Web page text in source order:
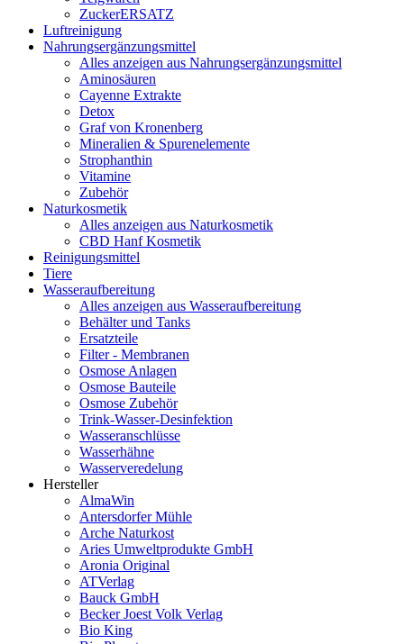
ZuckerERSATZ
Luftreinigung
Nahrungsergänzungsmittel
Alles anzeigen aus Nahrungsergänzungsmittel
Aminosäuren
Cayenne Extrakte
Detox
Graf von Kronenberg
Mineralien & Spurenelemente
Strophanthin
Vitamine
Zubehör
Naturkosmetik
Alles anzeigen aus Naturkosmetik
CBD Hanf Kosmetik
Reinigungsmittel
Tiere
Wasseraufbereitung
Alles anzeigen aus Wasseraufbereitung
Behälter und Tanks
Ersatzteile
Filter - Membranen
Osmose Anlagen
Osmose Bauteile
Osmose Zubehör
Trink-Wasser-Desinfektion
Wasseranschlüsse
Wasserhähne
Wasserveredelung
Hersteller
AlmaWin
Antersdorfer Mühle
Arche Naturkost
Aries Umweltprodukte GmbH
Aronia Original
ATVerlag
Bauck GmbH
Becker Joest Volk Verlag
Bio King